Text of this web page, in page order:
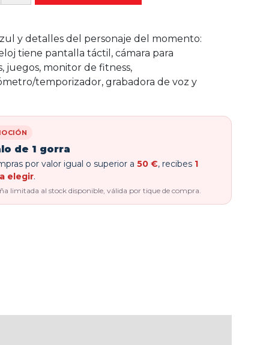
y detalles del personaje del momento:
tiene pantalla táctil, cámara para
juegos, monitor de fitness,
temporizador, grabadora de voz y
de 1 gorra
por valor igual o superior a 50 €, recibes 1
elegir.
limitada al stock disponible, válida por tique de compra.